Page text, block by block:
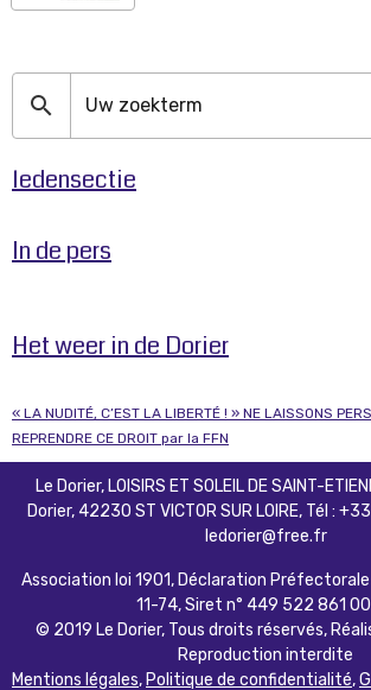
ledensectie
In de pers
Het weer in de Dorier
« LA NUDITÉ, C’EST LA LIBERTÉ ! » NE LAISSONS
REPRENDRE CE DROIT par la FFN
Le Dorier, LOISIRS ET SOLEIL DE SAINT-
Dorier, 42230 ST VICTOR SUR LOIRE, Tél :
ledorier@free.fr
Association loi 1901, Déclaration
11-74, Siret n° 449 522 861
© 2019 Le Dorier, Tous droits réservés,
Reproduction interdite
Mentions légales, Politique de confidentialité,